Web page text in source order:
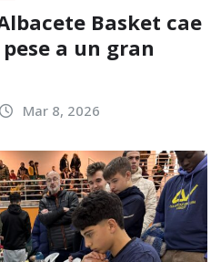
Basket cae
a un gran
Mar 8, 2026